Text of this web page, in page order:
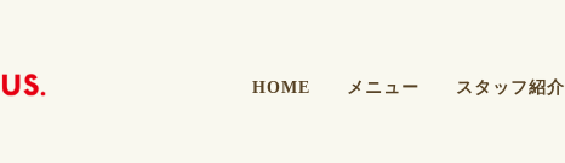
スタッフ紹介
メニュー
HOME